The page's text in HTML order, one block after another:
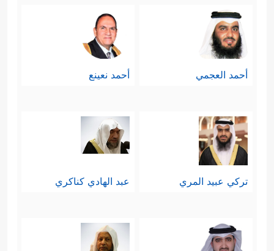
أحمد العجمي أحمد نعينع
تركي عبيد المري عبد الهادي كناكري